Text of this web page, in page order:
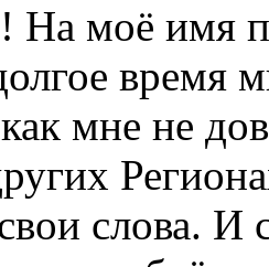
На моё имя
время
мне не
свои слова.